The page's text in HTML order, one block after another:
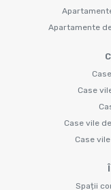
Apartamente
Case
Case vile
Case
Spații